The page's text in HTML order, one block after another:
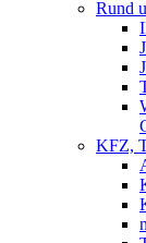
Rund
KFZ,